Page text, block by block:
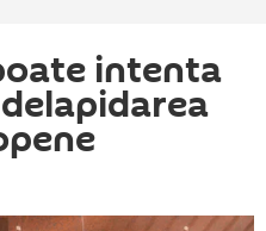
intenta